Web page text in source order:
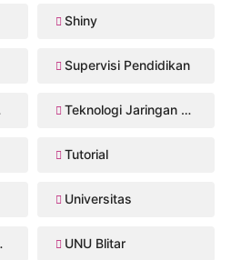
Shiny
Supervisi Pendidikan
Teknologi Jaringan Kabel dan Nirkabel
Tutorial
Universitas
UNU Blitar